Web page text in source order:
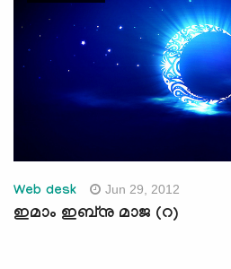
Web desk Jun 29, 2012
ഇമാം ഇബ്‌നു മാജ (റ)